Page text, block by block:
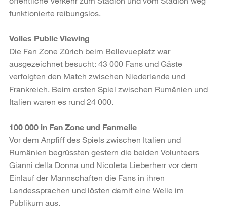
funktionierte reibungslos.
Volles Public Viewing
Die Fan Zone Zürich beim Bellevueplatz war
ausgezeichnet besucht: 43 000 Fans und Gäste
verfolgten den Match zwischen Niederlande und
Frankreich. Beim ersten Spiel zwischen Rumänien und
Italien waren es rund 24 000.
100 000 in Fan Zone und Fanmeile
Vor dem Anpfiff des Spiels zwischen Italien und
Rumänien begrüssten gestern die beiden Volunteers
Gianni della Donna und Nicoleta Lieberherr vor dem
Einlauf der Mannschaften die Fans in ihren
Landessprachen und lösten damit eine Welle im
Publikum aus.